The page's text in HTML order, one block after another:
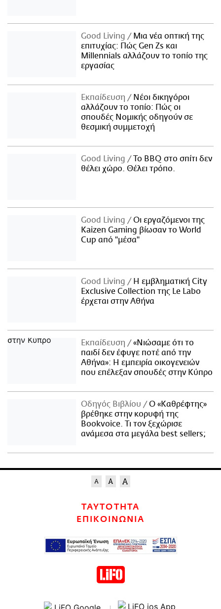
Good Living
Μια νέα οπτική της
επιτυχίας: Πώς Gen Zs και
Millennials αλλάζουν το τοπίο της
εργασίας
Εκπαίδευση
Νέοι δικηγόροι
αλλάζουν το τοπίο: Πώς οι
σπουδές Νομικής οδηγούν σε
θεσμική συμμετοχή
Good Living
Το BBQ στο σπίτι δεν
θέλει χώρο. Θέλει τρόπο.
Good Living
Οι εργαζόμενοι της
Kaizen Gaming βίωσαν το World
Cup από "μέσα"
Good Living
Η εμβληματική City
Exclusive Collection της Le Labo
έρχεται στην Αθήνα
Εκπαίδευση
«Νιώσαμε ότι το
παιδί δεν έφυγε ποτέ από την
Αθήνα»: Η εμπειρία οικογενειών
που επέλεξαν σπουδές στην Κύπρο
Οδηγός Βιβλίου
Ο «Καθρέφτης»
βρέθηκε στην κορυφή της
Bookvoice. Τι τον ξεχώρισε
ανάμεσα στα μεγάλα best sellers;
ΤΑΥΤΟΤΗΤΑ
ΕΠΙΚΟΙΝΩΝΙΑ